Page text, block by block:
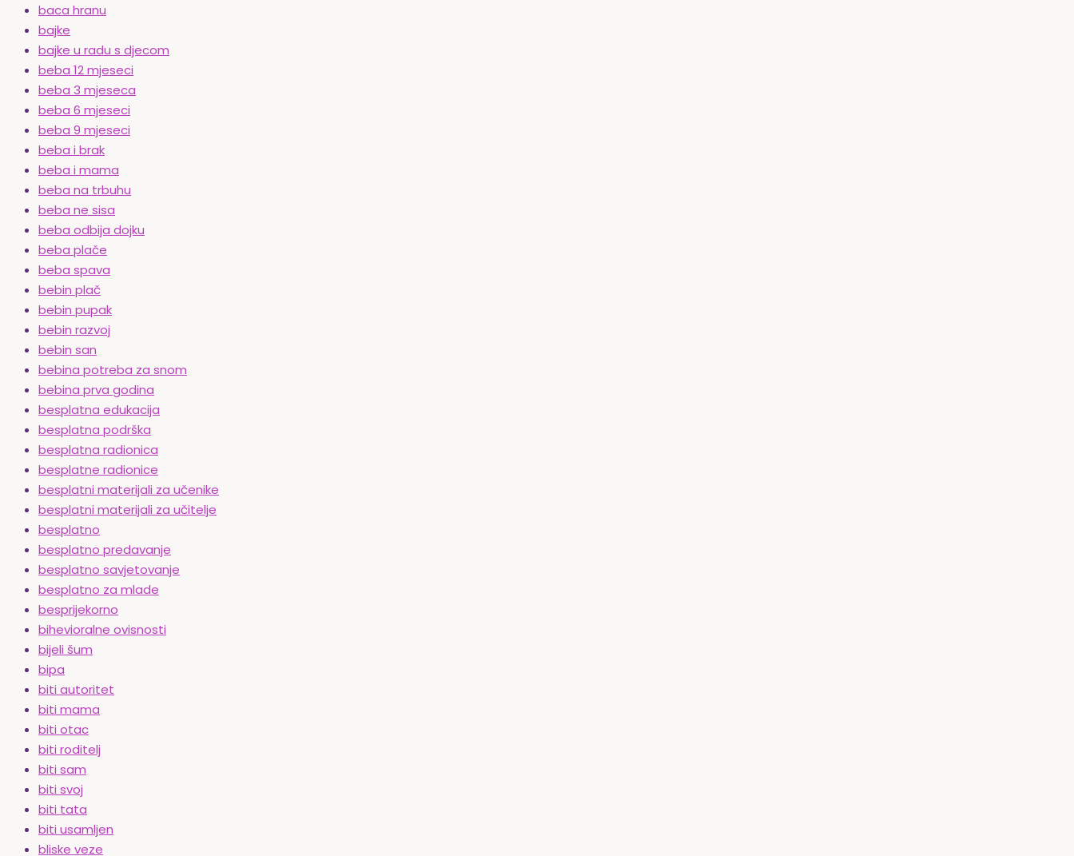
baca hranu
bajke
bajke u radu s djecom
beba 12 mjeseci
beba 3 mjeseca
beba 6 mjeseci
beba 9 mjeseci
beba i brak
beba i mama
beba na trbuhu
beba ne sisa
beba odbija dojku
beba plače
beba spava
bebin plač
bebin pupak
bebin razvoj
bebin san
bebina potreba za snom
bebina prva godina
besplatna edukacija
besplatna podrška
besplatna radionica
besplatne radionice
besplatni materijali za učenike
besplatni materijali za učitelje
besplatno
besplatno predavanje
besplatno savjetovanje
besplatno za mlade
besprijekorno
bihevioralne ovisnosti
bijeli šum
bipa
biti autoritet
biti mama
biti otac
biti roditelj
biti sam
biti svoj
biti tata
biti usamljen
bliske veze